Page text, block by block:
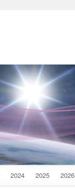
2024 2025 2026